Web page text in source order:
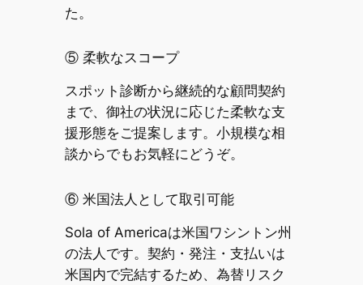
た。
⑤ 柔軟なスコープ
スポット診断から継続的な顧問契約
まで、御社の状況に応じた柔軟な支
援形態をご提案します。小規模な相
談からでもお気軽にどうぞ。
⑥ 米国法人として取引可能
Sola of Americaは米国ワシントン州
の法人です。契約・発注・支払いは
米国内で完結するため、為替リスク